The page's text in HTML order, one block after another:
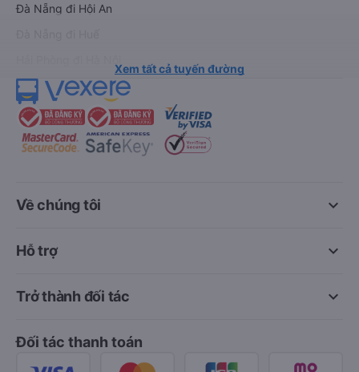
Đà Nẵng đi Hội An
Xem tất cả tuyến đường
keyboard_arrow_down
Về chúng tôi
keyboard_arrow_down
Hỗ trợ
keyboard_arrow_down
Trở thành đối tác
Đối tác thanh toán